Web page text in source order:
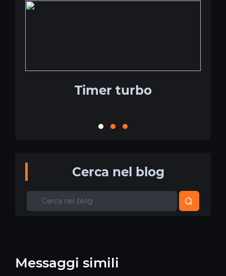
Timer turbo
Cerca nel blog
Messaggi simili